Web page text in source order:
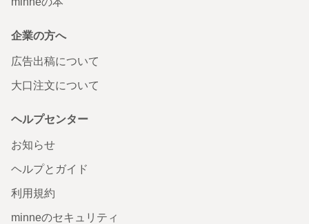
企業の方へ
広告出稿について
大口注文について
ヘルプセンター
お知らせ
ヘルプとガイド
利用規約
minneのセキュリティ